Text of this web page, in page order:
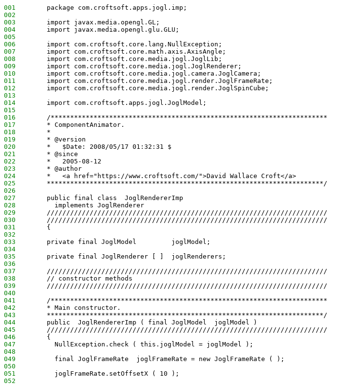
001
        package com.croftsoft.apps.jogl.imp;
002
003
        import javax.media.opengl.GL;
004
        import javax.media.opengl.glu.GLU;
005
006
        import com.croftsoft.core.lang.NullException;
007
        import com.croftsoft.core.math.axis.AxisAngle;
008
        import com.croftsoft.core.media.jogl.JoglLib;
009
        import com.croftsoft.core.media.jogl.JoglRenderer;
010
        import com.croftsoft.core.media.jogl.camera.JoglCamera;
011
        import com.croftsoft.core.media.jogl.render.JoglFrameRate;
012
        import com.croftsoft.core.media.jogl.render.JoglSpinCube;
013
014
        import com.croftsoft.apps.jogl.JoglModel;
015
016
        /***********************************************************************
017
        * ComponentAnimator.
018
        *
019
        * @version
020
        *   $Date: 2008/05/17 01:32:31 $
021
        * @since
022
        *   2005-08-12
023
        * @author
024
        *   <a href="https://www.croftsoft.com/">David Wallace Croft</a>
025
        ***********************************************************************/
026
027
        public final class  JoglRendererImp
028
          implements JoglRenderer
029
        ////////////////////////////////////////////////////////////////////////
030
        ////////////////////////////////////////////////////////////////////////
031
        {
032
033
        private final JoglModel         joglModel;
034
035
        private final JoglRenderer [ ]  joglRenderers;
036
037
        ////////////////////////////////////////////////////////////////////////
038
        // constructor methods
039
        ////////////////////////////////////////////////////////////////////////
040
041
        /***********************************************************************
042
        * Main constructor.
043
        ***********************************************************************/
044
        public  JoglRendererImp ( final JoglModel  joglModel )
045
        ////////////////////////////////////////////////////////////////////////
046
        {
047
          NullException.check ( this.joglModel = joglModel );
048
049
          final JoglFrameRate  joglFrameRate = new JoglFrameRate ( );
050
051
          joglFrameRate.setOffsetX ( 10 );
052